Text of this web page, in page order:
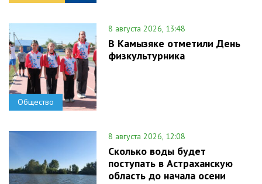
Общество
8 августа 2026, 13:48
В Камызяке отметили День
физкультурника
8 августа 2026, 12:08
Сколько воды будет
поступать в Астраханскую
область до начала осени